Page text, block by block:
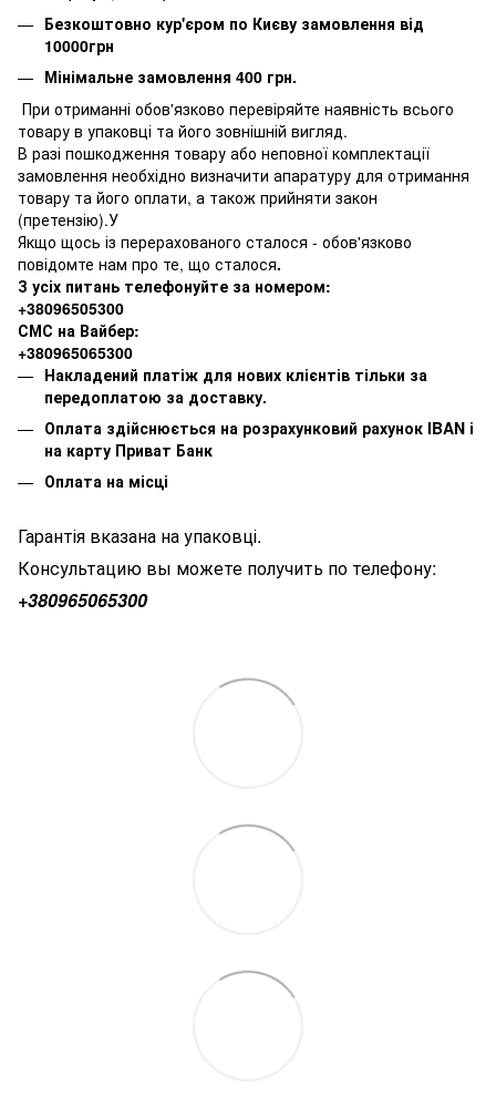
Безкоштовно кур'єром по Києву замовлення від
10000грн
Мінімальне замовлення 400 грн.
При отриманні обов'язково перевіряйте наявність всього
товару в упаковці та його зовнішній вигляд.
В разі пошкодження товару або неповної комплектації
замовлення необхідно визначити апаратуру для отримання
товару та його оплати, а також прийняти закон
(претензію).У
Якщо щось із перерахованого сталося - обов'язково
повідомте нам про те, що сталося.
З усіх питань телефонуйте за номером:
+38096505300
СМС на Вайбер:
+380965065300
Накладений платіж для нових клієнтів тільки за
передоплатою за доставку.
Оплата здійснюється на розрахунковий рахунок IBAN і
на карту Приват Банк
Оплата на місці
Гарантія вказана на упаковці.
Консультацию вы можете получить по телефону:
+380965065300